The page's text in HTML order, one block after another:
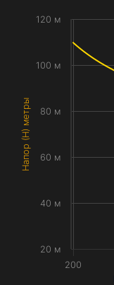
Напор (H) метры
200
20 м
40 м
60 м
80 м
100 м
120 м